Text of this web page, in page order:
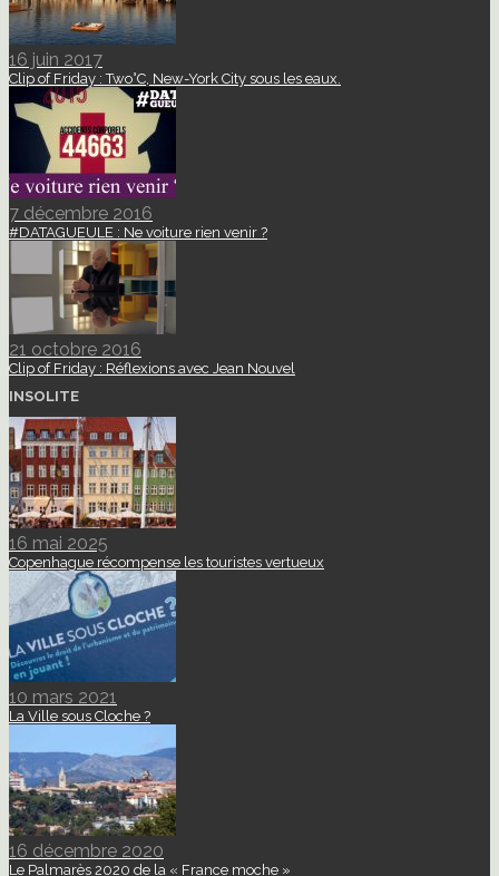
16 juin 2017
Clip of Friday : Two°C, New-York City sous les eaux.
7 décembre 2016
#DATAGUEULE : Ne voiture rien venir ?
21 octobre 2016
Clip of Friday : Réflexions avec Jean Nouvel
INSOLITE
16 mai 2025
Copenhague récompense les touristes vertueux
10 mars 2021
La Ville sous Cloche ?
16 décembre 2020
Le Palmarès 2020 de la « France moche »